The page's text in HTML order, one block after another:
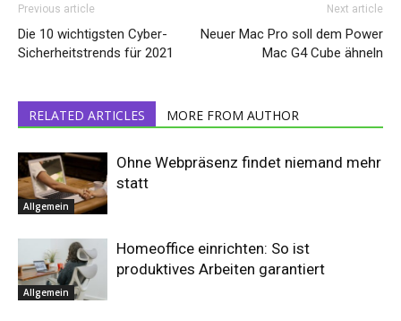
Previous article
Die 10 wichtigsten Cyber-
Sicherheitstrends für 2021
Next article
Neuer Mac Pro soll dem Power
Mac G4 Cube ähneln
RELATED ARTICLES MORE FROM AUTHOR
Allgemein
Ohne Webpräsenz findet niemand mehr
statt
Allgemein
Homeoffice einrichten: So ist
produktives Arbeiten garantiert